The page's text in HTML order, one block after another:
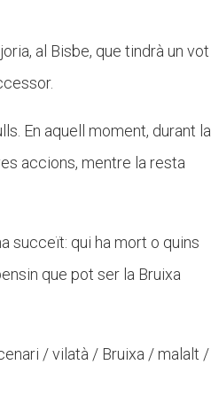
al Bisbe, que tindrà un vot
En aquell moment, durant la
accions, mentre la resta
succeït: qui ha mort o quins
que pot ser la Bruixa
/ vilatà / Bruixa / malalt /